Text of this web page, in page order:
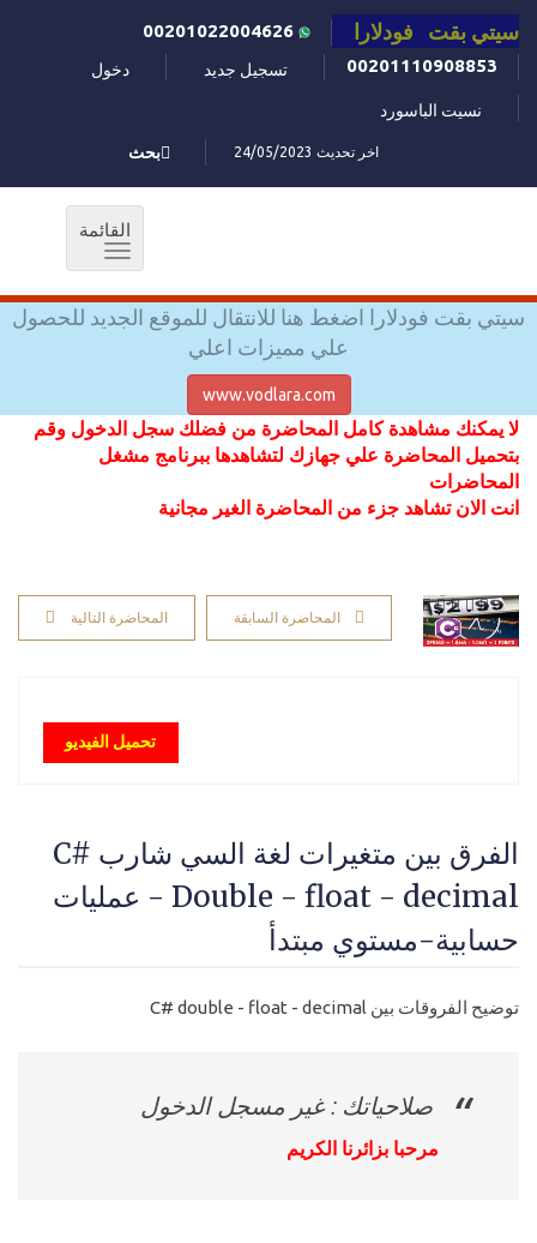
سيتي بقت فودلارا
00201110908853
تسجيل جديد دخول
نسيت الباسورد
اخر تحديث 24/05/2023 بحث
القائمة
Toggle
سيتي بقت فودلارا اضغط هنا للانتقال للموقع الجديد للحصول
علي مميزات اعلي
www.vodlara.com
لا يمكنك مشاهدة كامل المحاضرة من فضلك سجل الدخول وقم
بتحميل المحاضرة علي جهازك لتشاهدها ببرنامج مشغل
المحاضرات
انت الان تشاهد جزء من المحاضرة الغير مجانية
المحاضرة السابقة المحاضرة التالية
تحميل الفيديو
الفرق بين متغيرات لغة السي شارب C#
Double - float - decimal - عمليات
حسابية-مستوي مبتدأ
توضيح الفروقات بين C# double - float - decimal
صلاحياتك : غير مسجل الدخول
مرحبا بزائرنا الكريم